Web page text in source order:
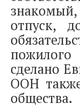
отпуск,
сделано
ООН
общества.